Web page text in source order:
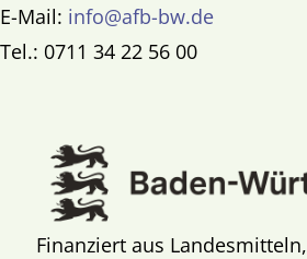
E-Mail: info@afb-bw.de
Tel.: 0711 34 22 56 00
Finanziert aus